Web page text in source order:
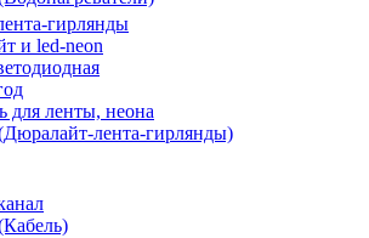
гирлянды
и led-neon
для ленты, неона
лента-гирлянды)